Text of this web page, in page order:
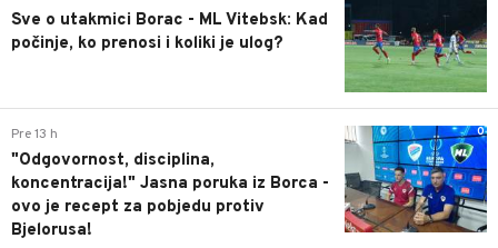
Sve o utakmici Borac - ML Vitebsk: Kad
počinje, ko prenosi i koliki je ulog?
0
Pre 13 h
"Odgovornost, disciplina,
koncentracija!" Jasna poruka iz Borca -
ovo je recept za pobjedu protiv
Bjelorusa!